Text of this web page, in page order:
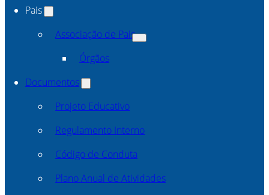
Pais
Associação de Pais
Órgãos
Documentos
Projeto Educativo
Regulamento Interno
Código de Conduta
Plano Anual de Atividades